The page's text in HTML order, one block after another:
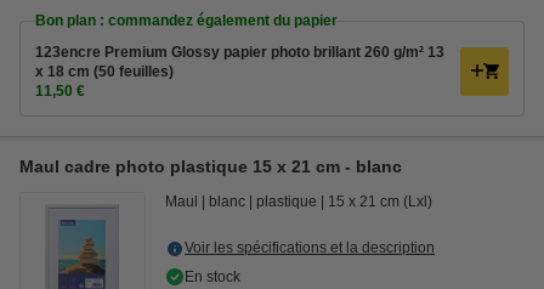
Bon plan : commandez également du papier
123encre Premium Glossy papier photo brillant 260 g/m² 13
x 18 cm (50 feuilles)
11,50 €
Maul cadre photo plastique 15 x 21 cm - blanc
Maul blanc plastique 15 x 21 cm (Lxl)
Voir les spécifications et la description
En stock